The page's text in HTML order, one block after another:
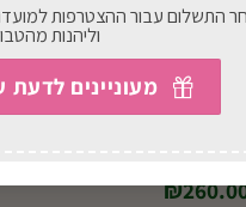
התשלום עבור ההצטרפות
וליהנות
מעוניינים לדעת
₪